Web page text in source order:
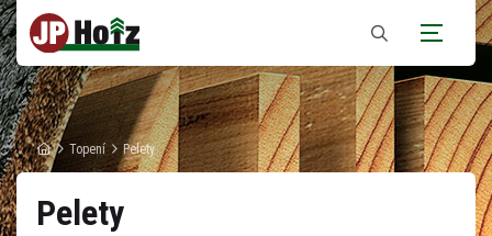
vyhledávání
Topení Pelety
Pelety